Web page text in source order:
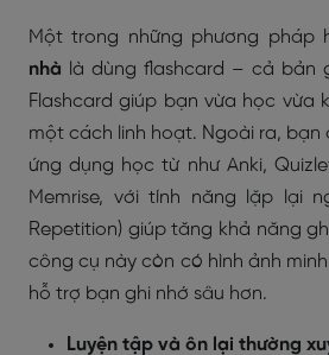
Một trong những phương pháp
nhà là dùng flashcard – cả bản
Flashcard giúp bạn vừa học vừa
một cách linh hoạt. Ngoài ra,
ứng dụng học từ như Anki,
Memrise, với tính năng lặp lại
Repetition) giúp tăng khả năng
công cụ này còn có hình ảnh
hỗ trợ bạn ghi nhớ sâu hơn.
Luyện tập và ôn lại thường